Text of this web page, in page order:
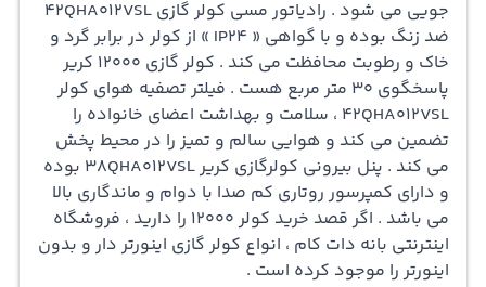
30 متر مربع را به خوبی تهویه کند. این قابلیت این کولر را برای
استفاده در اتاق‌های بزرگ‌تر ایده‌آل می‌کند.رادیاتور مسی که در
این کولر گازی استفاده شده است، با استحکام و مقاومت خود
در برابر زنگ زدگی، عمر مفید بیشتری برای دستگاه فراهم
می‌کند. همچنین با گواهی IP24، می‌توانید مطمئن باشید که
کولر شما در برابر گرد و خاک و رطوبت محافظت شده است.
جویی می شود . رادیاتور مسی کولر گازی 42QHA012VSL
ضد زنگ بوده و با گواهی « IP24 » از کولر در برابر گرد و
خاک و رطوبت محافظت می کند . کولر گازی ۱۲۰۰۰ کریر
پاسخگوی 30 متر مربع هست . فیلتر تصفیه هوای کولر
42QHA012VSL ، سلامت و بهداشت اعضای خانواده را
تضمین می کند و هوایی سالم و تمیز را در محیط پخش
می کند . پنل بیرونی کولرگازی کریر 38QHA012VSL بوده
و دارای کمپرسور روتاری کم صدا با دوام و ماندگاری بالا
می باشد . اگر قصد خرید کولر 12000 را دارید ، فروشگاه
اینترنتی بانه دات کام ، انواع کولر گازی اینورتر دار و بدون
اینورتر را موجود کرده است .